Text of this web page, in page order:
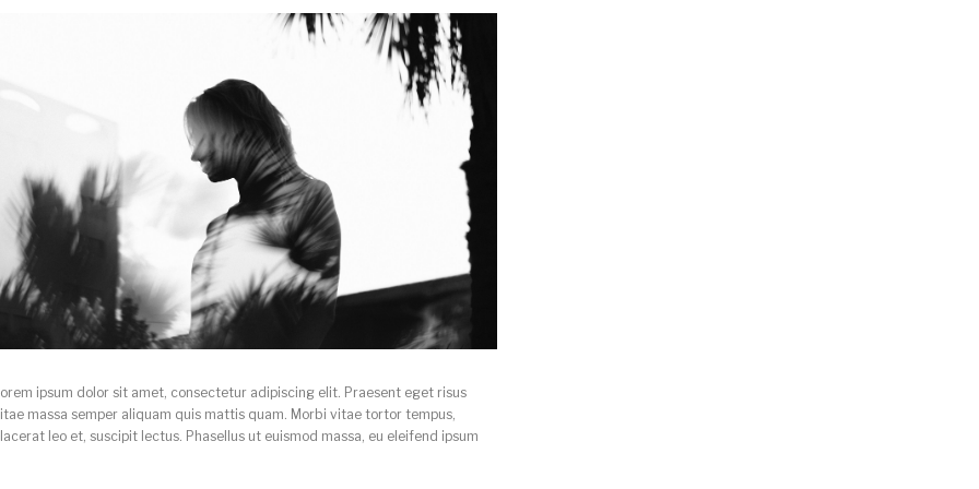
ipsum dolor sit amet, consectetur adipiscing elit. Praesent eget risus
massa semper aliquam quis mattis quam. Morbi vitae tortor tempus,
leo et, suscipit lectus. Phasellus ut euismod massa, eu eleifend ipsum